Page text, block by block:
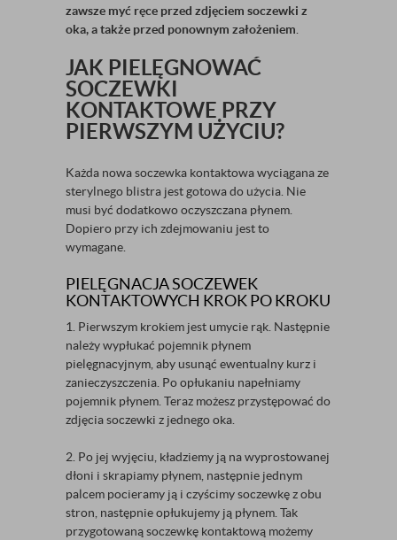
zawsze myć ręce przed zdjęciem soczewki z
oka, a także przed ponownym założeniem
JAK PIELĘGNOWAĆ
SOCZEWKI
KONTAKTOWE PRZY
PIERWSZYM UŻYCIU?
Każda nowa soczewka kontaktowa wyciągana ze
sterylnego blistra jest gotowa do użycia. Nie
musi być dodatkowo oczyszczana płynem.
Dopiero przy ich zdejmowaniu jest to
wymagane.
PIELĘGNACJA SOCZEWEK
KONTAKTOWYCH KROK PO KROKU
1. Pierwszym krokiem jest umycie rąk. Następnie
należy wypłukać pojemnik płynem
pielęgnacyjnym, aby usunąć ewentualny kurz i
zanieczyszczenia. Po opłukaniu napełniamy
pojemnik płynem. Teraz możesz przystępować do
zdjęcia soczewki z jednego oka.
2. Po jej wyjęciu, kładziemy ją na wyprostowanej
dłoni i skrapiamy płynem, następnie jednym
palcem pocieramy ją i czyścimy soczewkę z obu
stron, następnie opłukujemy ją płynem. Tak
przygotowaną soczewkę kontaktową możemy